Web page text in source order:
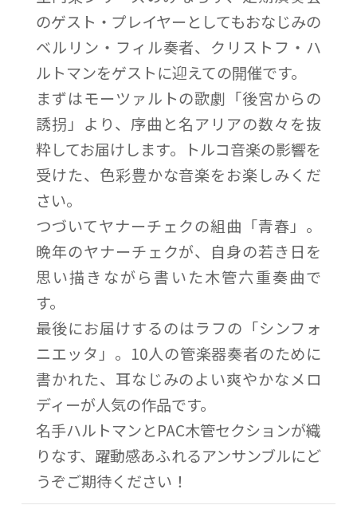
のゲスト・プレイヤーとしてもおなじみの
ベルリン・フィル奏者、クリストフ・ハ
ルトマンをゲストに迎えての開催です。
まずはモーツァルトの歌劇「後宮からの
誘拐」より、序曲と名アリアの数々を抜
粋してお届けします。トルコ音楽の影響を
受けた、色彩豊かな音楽をお楽しみくだ
さい。
つづいてヤナーチェクの組曲「青春」。
晩年のヤナーチェクが、自身の若き日を
思い描きながら書いた木管六重奏曲で
す。
最後にお届けするのはラフの「シンフォ
ニエッタ」。10人の管楽器奏者のために
書かれた、耳なじみのよい爽やかなメロ
ディーが人気の作品です。
名手ハルトマンとPAC木管セクションが織
りなす、躍動感あふれるアンサンブルにど
うぞご期待ください！